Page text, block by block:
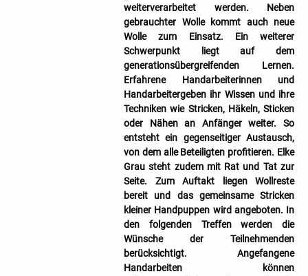
weiterverarbeitet werden. Neben
gebrauchter Wolle kommt auch neue
Wolle zum Einsatz. Ein weiterer
Schwerpunkt liegt auf dem
generationsübergreifenden Lernen.
Erfahrene Handarbeiterinnen und
Handarbeitergeben ihr Wissen und ihre
Techniken wie Stricken, Häkeln, Sticken
oder Nähen an Anfänger weiter. So
entsteht ein gegenseitiger Austausch,
von dem alle Beteiligten profitieren. Elke
Grau steht zudem mit Rat und Tat zur
Seite. Zum Auftakt liegen Wollreste
bereit und das gemeinsame Stricken
kleiner Handpuppen wird angeboten. In
den folgenden Treffen werden die
Wünsche der Teilnehmenden
berücksichtigt. Angefangene
Handarbeiten können